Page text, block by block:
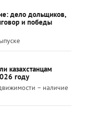
дело дольщиков,
и победы
казахстанцам
году
– наличие